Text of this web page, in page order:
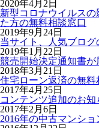
2020年4月2日
新型コロナウイルス
た方の無料相談窓口
2019年9月24日
当サイト、人気ブログ
2019年1月22日
競売開始決定通知書が
2018年3月21日
住宅ローン返済の無料
2017年4月25日
コンテンツ追加のお知
2017年2月6日
2016年の中古マンシ